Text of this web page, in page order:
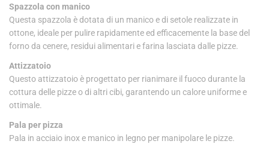
Spazzola con manico
Questa spazzola è dotata di un manico e di setole realizzate in
ottone, ideale per pulire rapidamente ed efficacemente la base del
forno da cenere, residui alimentari e farina lasciata dalle pizze.
Attizzatoio
Questo attizzatoio è progettato per rianimare il fuoco durante la
cottura delle pizze o di altri cibi, garantendo un calore uniforme e
ottimale.
Pala per pizza
Pala in acciaio inox e manico in legno per manipolare le pizze.